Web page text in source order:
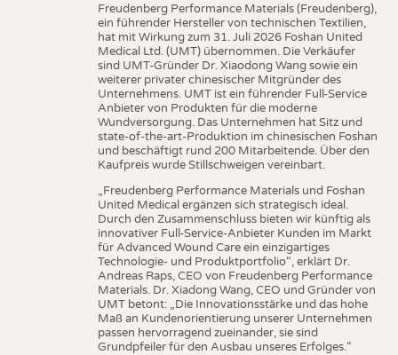
Freudenberg Performance Materials (Freudenberg),
ein führender Hersteller von technischen Textilien,
hat mit Wirkung zum 31. Juli 2026 Foshan United
Medical Ltd. (UMT) übernommen. Die Verkäufer
sind UMT-Gründer Dr. Xiaodong Wang sowie ein
weiterer privater chinesischer Mitgründer des
Unternehmens. UMT ist ein führender Full-Service
Anbieter von Produkten für die moderne
Wundversorgung. Das Unternehmen hat Sitz und
state-of-the-art-Produktion im chinesischen Foshan
und beschäftigt rund 200 Mitarbeitende. Über den
Kaufpreis wurde Stillschweigen vereinbart.
„Freudenberg Performance Materials und Foshan
United Medical ergänzen sich strategisch ideal.
Durch den Zusammenschluss bieten wir künftig als
innovativer Full-Service-Anbieter Kunden im Markt
für Advanced Wound Care ein einzigartiges
Technologie- und Produktportfolio“, erklärt Dr.
Andreas Raps, CEO von Freudenberg Performance
Materials. Dr. Xiadong Wang, CEO und Gründer von
UMT betont: „Die Innovationsstärke und das hohe
Maß an Kundenorientierung unserer Unternehmen
passen hervorragend zueinander, sie sind
Grundpfeiler für den Ausbau unseres Erfolges.“